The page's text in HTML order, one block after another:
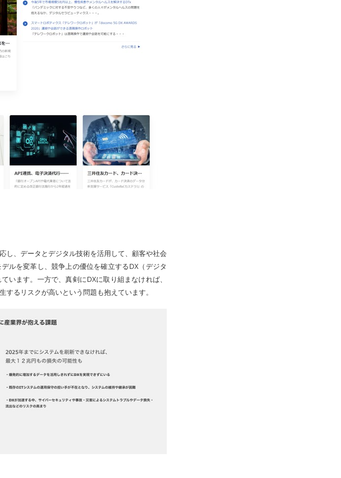
し、データとデジタル技術を活用して、顧客や社会
ルを変革し、競争上の優位を確立するDX（デジタ
います。一方で、真剣にDXに取り組まなければ、
るリスクが高いという問題も抱えています。